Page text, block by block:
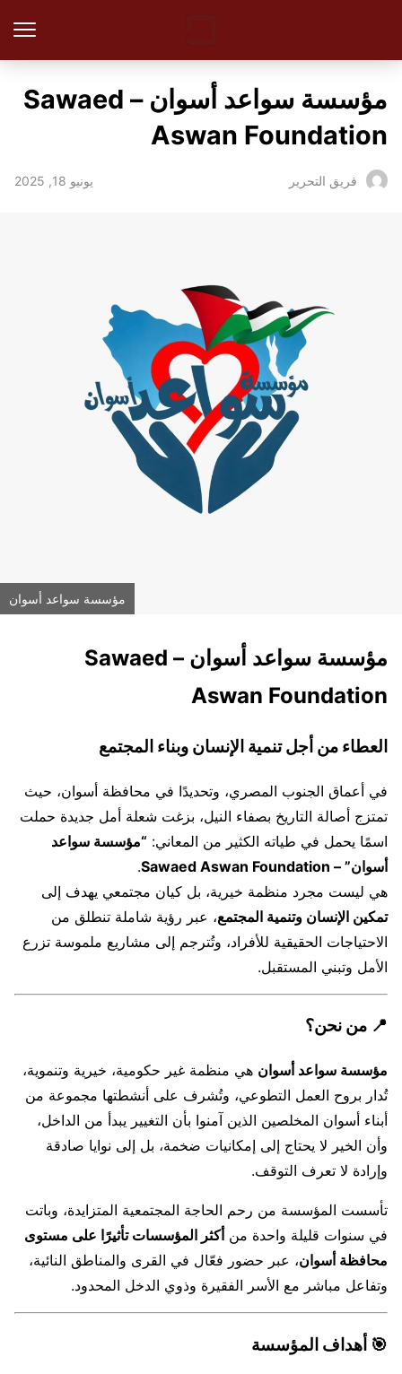
مؤسسة سواعد أسوان – Sawaed
Aswan Foundation
فريق التحرير يونيو 18, 2025
مؤسسة سواعد أسوان
مؤسسة سواعد أسوان – Sawaed
Aswan Foundation
العطاء من أجل تنمية الإنسان وبناء المجتمع
في أعماق الجنوب المصري، وتحديدًا في محافظة أسوان، حيث
تمتزج أصالة التاريخ بصفاء النيل، بزغت شعلة أمل جديدة حملت
اسمًا يحمل في طياته الكثير من المعاني: “مؤسسة سواعد
أسوان” – Sawaed Aswan Foundation
.
هي ليست مجرد منظمة خيرية، بل كيان مجتمعي يهدف إلى
تمكين الإنسان وتنمية المجتمع، عبر رؤية شاملة تنطلق من
الاحتياجات الحقيقية للأفراد، وتُترجم إلى مشاريع ملموسة تزرع
الأمل وتبني المستقبل.
📍 من نحن؟
مؤسسة سواعد أسوان هي منظمة غير حكومية، خيرية وتنموية،
تُدار بروح العمل التطوعي، وتُشرف على أنشطتها مجموعة من
أبناء أسوان المخلصين الذين آمنوا بأن التغيير يبدأ من الداخل،
وأن الخير لا يحتاج إلى إمكانيات ضخمة، بل إلى نوايا صادقة
وإرادة لا تعرف التوقف.
تأسست المؤسسة من رحم الحاجة المجتمعية المتزايدة، وباتت
في سنوات قليلة واحدة من أكثر المؤسسات تأثيرًا على مستوى
محافظة أسوان، عبر حضور فعّال في القرى والمناطق النائية،
وتفاعل مباشر مع الأسر الفقيرة وذوي الدخل المحدود.
🎯 أهداف المؤسسة